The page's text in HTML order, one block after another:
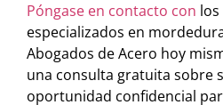
Póngase en contacto con
especializados en
Abogados de Acero hoy
una consulta gratuita sobre
oportunidad confidencial